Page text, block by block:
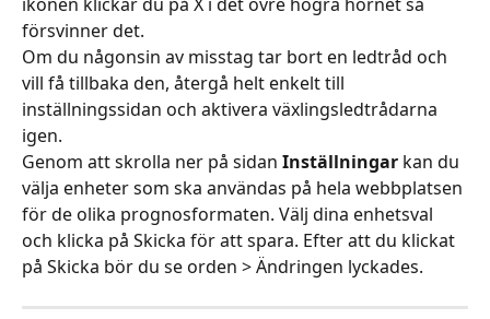
försvinner det.
Om du någonsin av misstag tar bort en ledtråd och
vill få tillbaka den, återgå helt enkelt till
inställningssidan och aktivera växlingsledtrådarna
igen.
Genom att skrolla ner på sidan Inställningar kan du
välja enheter som ska användas på hela webbplatsen
för de olika prognosformaten. Välj dina enhetsval
och klicka på Skicka för att spara. Efter att du klickat
på Skicka bör du se orden > Ändringen lyckades.